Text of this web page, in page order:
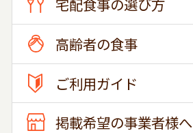
高齢者の食事
ご利用ガイド
掲載希望の事業者様へ